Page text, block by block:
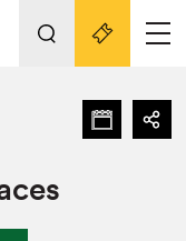
Nos activités